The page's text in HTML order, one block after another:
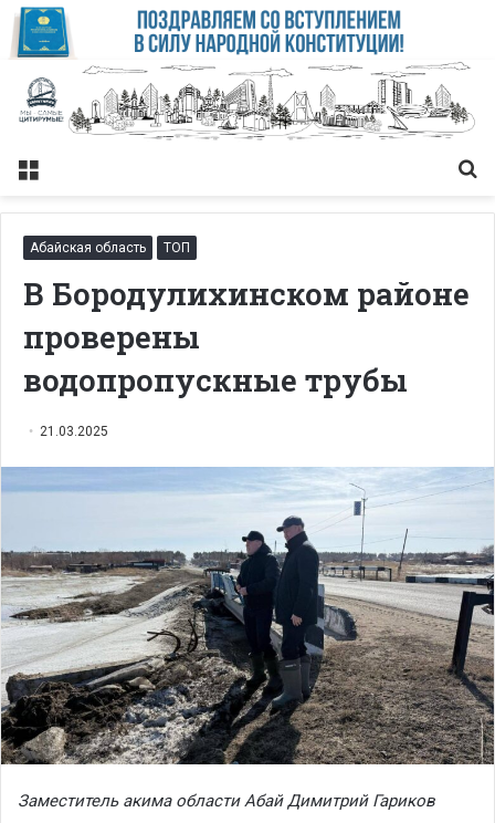
Меню
Абайская область ТОП
В Бородулихинском районе
проверены
водопропускные трубы
21.03.2025
Заместитель акима области Абай Димитрий Гариков